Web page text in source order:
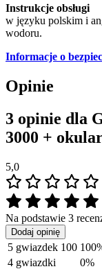
Instrukcje obsługi
w języku polskim i
wodoru.
Informacje o
Opinie
3 opinie dla
3000 +
5,0
Na podstawie 3
Dodaj opinię
5 gwiazdek 100
4 gwiazdki
0%